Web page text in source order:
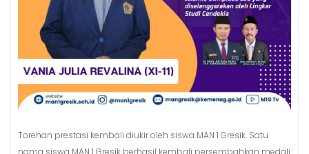
Torehan prestasi kembali diukir oleh siswa MAN 1 Gresik. Satu
nama siswa MAN 1 Gresik berhasil kembali persembahkan medali